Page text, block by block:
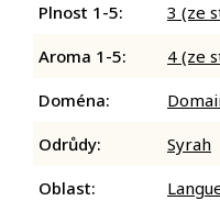
Plnost 1-5:
3 (ze
Aroma 1-5:
4 (ze
Doména:
Odrůdy:
Syrah
Oblast: